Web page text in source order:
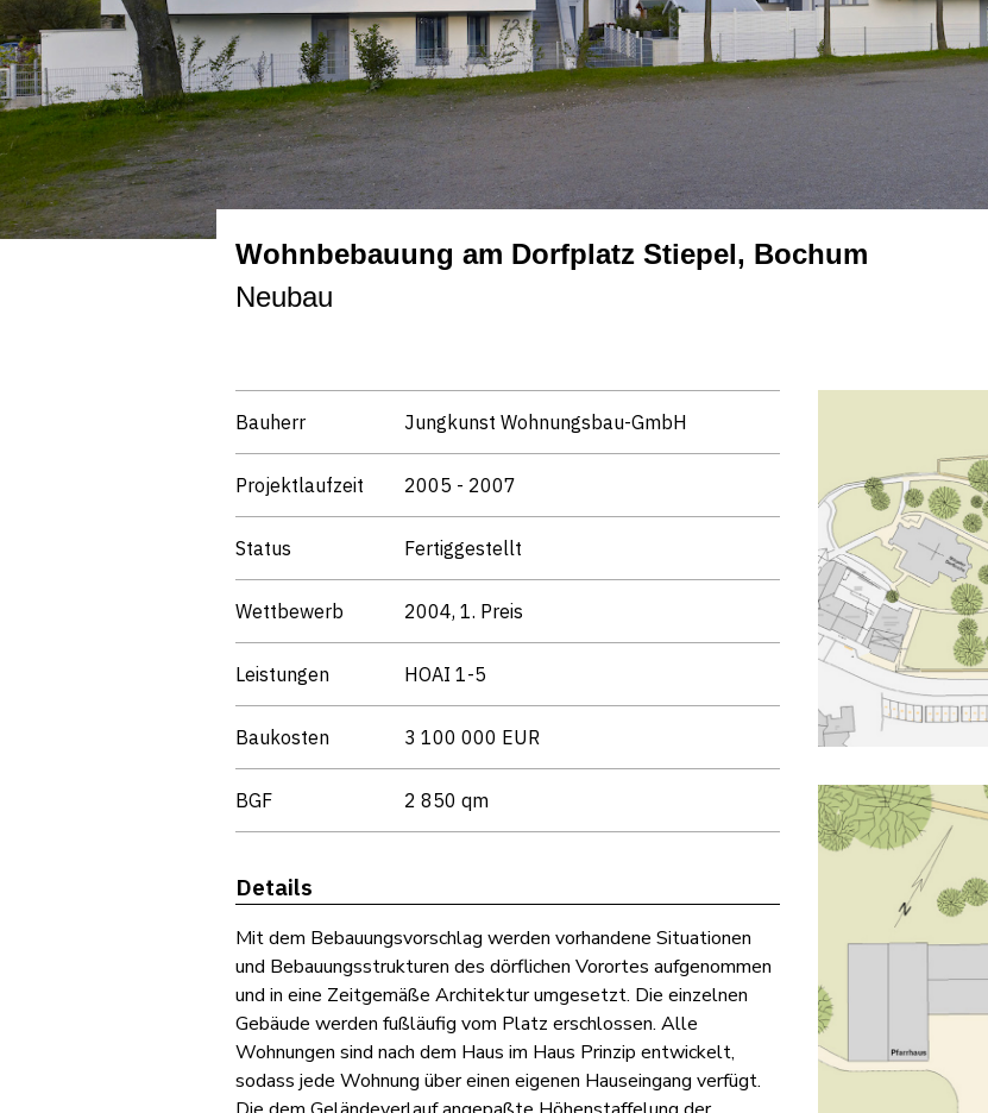
Wohnbebauung am Dorfplatz Stiepel, Bochum
Neubau
Bauherr Jungkunst Wohnungsbau-GmbH
Projektlaufzeit 2005 - 2007
Status Fertiggestellt
Wettbewerb 2004, 1. Preis
Leistungen HOAI 1-5
Baukosten 3 100 000 EUR
BGF 2 850 qm
Details
Mit dem Bebauungsvorschlag werden vorhandene Situationen
und Bebauungsstrukturen des dörflichen Vorortes aufgenommen
und in eine Zeitgemäße Architektur umgesetzt. Die einzelnen
Gebäude werden fußläufig vom Platz erschlossen. Alle
Wohnungen sind nach dem Haus im Haus Prinzip entwickelt,
sodass jede Wohnung über einen eigenen Hauseingang verfügt.